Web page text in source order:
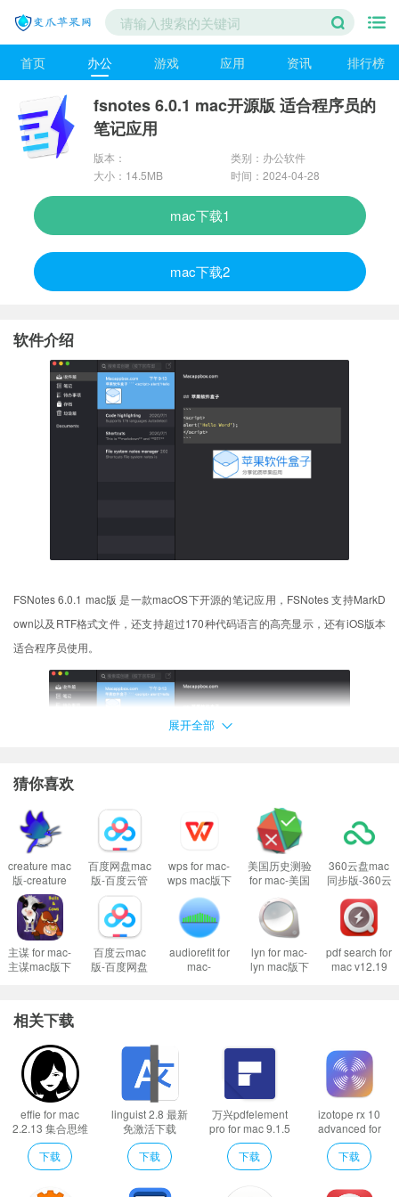
首页 办公 游戏 应用 资讯 排行榜
fsnotes 6.0.1 mac开源版 适合程序员的
笔记应用
版本：
最新版本
6.0.1
类别：办公软件
大小：14.5MB
时间：2024-04-28
mac下载1
mac下载2
软件介绍
FSNotes 6.0.1 mac版 是一款macOS下开源的笔记应用，FSNotes 支持MarkD
own以及RTF格式文件，还支持超过170种代码语言的高亮显示，还有iOS版本
适合程序员使用。
FSNotes mac版 现代笔记应用
FSNotes for mac 是一款轻量级的Markdown应用，但是它可以支持1万行以上
的文件，并且滚动很平滑。
FSNotes for mac采用程序员比较熟悉的Git来做版本管理和备份，这样笔记不会
展开全部
猜你喜欢
creature mac
版-creature
for mac下载
v2.24
百度网盘mac
版-百度云管
v4.14.8
wps for mac-
wps mac版下
载
v5.0.0(7550)
美国历史测验
for mac-美国
版下载 v2.0
360云盘mac
同步版-360云
v1.2.3官方版
主谋 for mac-
主谋mac版下
百度云mac
版-百度网盘
audiorefit for
mac-
lyn for mac-
lyn mac版下
pdf search for
mac v12.19
相关下载
effie for mac
2.2.13 集合思维
导图、随手笔于
一身的写作软件
下载
linguist 2.8 最新
免激活下载
macos优秀翻译
软件下载 支持m1
下载
万兴pdfelement
pro for mac 9.1.5
ocr 破解版
下载
izotope rx 10
advanced for
mac v10.2.0 专
业音频修复工具
下载